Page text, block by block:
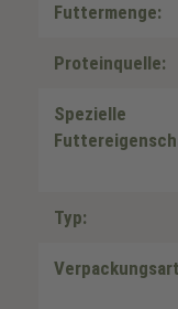
Futtermenge:
Proteinquelle:
Spezielle
Typ: